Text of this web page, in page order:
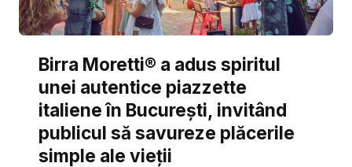
Birra Moretti® a adus spiritul
unei autentice piazzette
italiene în București, invitând
publicul să savureze plăcerile
simple ale vieții